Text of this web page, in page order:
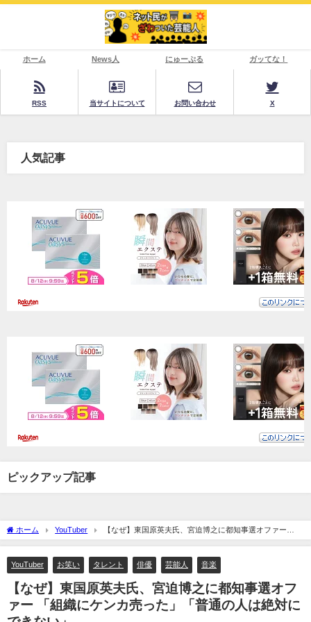
ホーム News人 にゅーぷる ガッてな！
RSS 当サイトについて お問い合わせ X
人気記事
ピックアップ記事
ホーム YouTuber
【なぜ】東国原英夫氏、宮迫博之に都知事選オファー
「組織にケンカ売った」「普通の人は絶対にできない」
YouTuber お笑い タレント 俳優 芸能人 音楽
【なぜ】東国原英夫氏、宮迫博之に都知事選オフ
ァー 「組織にケンカ売った」「普通の人は絶対に